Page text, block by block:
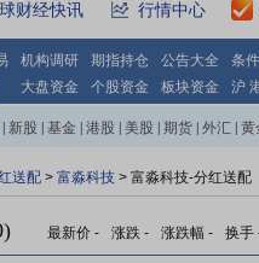
财经快讯 行情中心
机构调研 期指持仓 公告大全 条
大盘资金 个股资金 板块资金 沪
新股 基金 港股 美股 期货 外汇 黄
送配 > 富淼科技 > 富淼科技-分红送配
最新价 - 涨跌 - 涨跌幅 - 换手